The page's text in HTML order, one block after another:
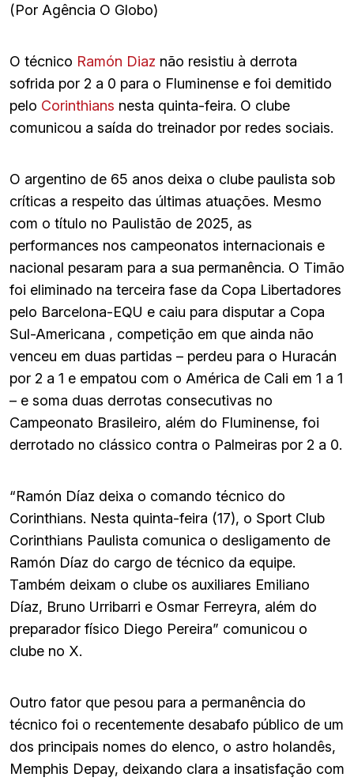
(Por Agência O Globo)
O técnico Ramón Diaz não resistiu à derrota
sofrida por 2 a 0 para o Fluminense e foi demitido
pelo Corinthians nesta quinta-feira. O clube
comunicou a saída do treinador por redes sociais.
O argentino de 65 anos deixa o clube paulista sob
críticas a respeito das últimas atuações. Mesmo
com o título no Paulistão de 2025, as
performances nos campeonatos internacionais e
nacional pesaram para a sua permanência. O Timão
foi eliminado na terceira fase da Copa Libertadores
pelo Barcelona-EQU e caiu para disputar a Copa
Sul-Americana , competição em que ainda não
venceu em duas partidas – perdeu para o Huracán
por 2 a 1 e empatou com o América de Cali em 1 a 1
– e soma duas derrotas consecutivas no
Campeonato Brasileiro, além do Fluminense, foi
derrotado no clássico contra o Palmeiras por 2 a 0.
“Ramón Díaz deixa o comando técnico do
Corinthians. Nesta quinta-feira (17), o Sport Club
Corinthians Paulista comunica o desligamento de
Ramón Díaz do cargo de técnico da equipe.
Também deixam o clube os auxiliares Emiliano
Díaz, Bruno Urribarri e Osmar Ferreyra, além do
preparador físico Diego Pereira” comunicou o
clube no X.
Outro fator que pesou para a permanência do
técnico foi o recentemente desabafo público de um
dos principais nomes do elenco, o astro holandês,
Memphis Depay, deixando clara a insatisfação com